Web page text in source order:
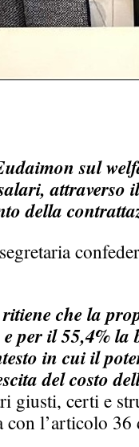
sul
della
che la
per il 55,4% la
in cui il
del costo
giusti, certi e
l’articolo 36